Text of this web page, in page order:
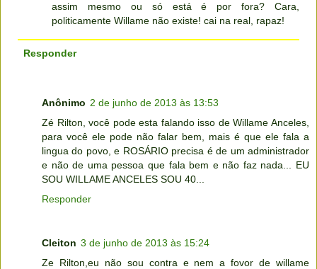
assim mesmo ou só está é por fora? Cara,
politicamente Willame não existe! cai na real, rapaz!
Responder
Anônimo 2 de junho de 2013 às 13:53
Zé Rilton, você pode esta falando isso de Willame Anceles,
para você ele pode não falar bem, mais é que ele fala a
lingua do povo, e ROSÁRIO precisa é de um administrador
e não de uma pessoa que fala bem e não faz nada... EU
SOU WILLAME ANCELES SOU 40...
Responder
Cleiton 3 de junho de 2013 às 15:24
Ze Rilton,eu não sou contra e nem a fovor de willame